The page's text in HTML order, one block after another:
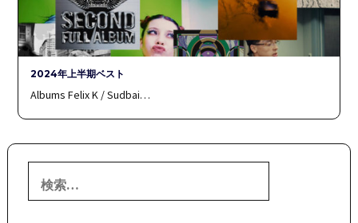
2024年上半期ベスト
Albums Felix K / Sudbai…
索: